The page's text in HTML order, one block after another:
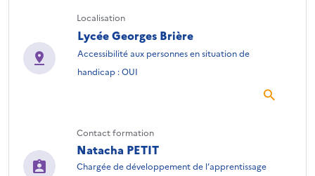
Localisation
Lycée Georges Brière
Accessibilité aux personnes en situation de
handicap : OUI
Contact formation
Natacha PETIT
Chargée de développement de l’apprentissage